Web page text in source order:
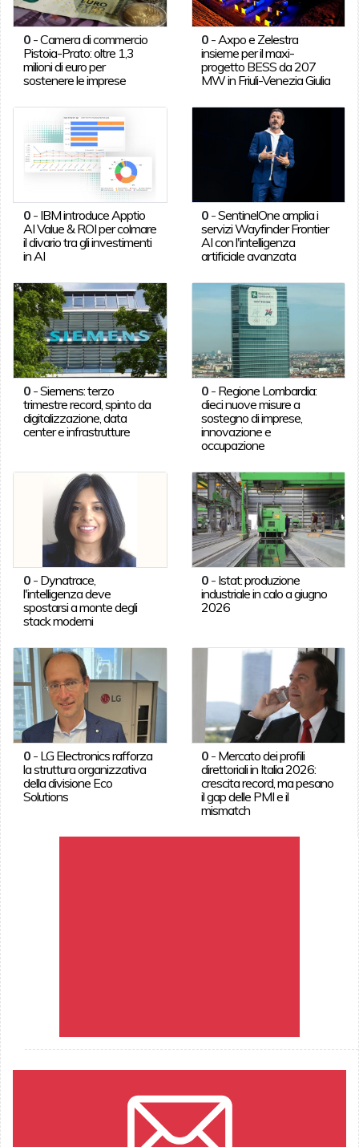
0-Camera di commercio
Pistoia-Prato: oltre 1,3
milioni di euro per
sostenere le imprese
0 - Axpo e Zelestra
insieme per il maxi-
progetto BESS da 207
MW in Friuli-Venezia Giulia
0- IBM introduce Apptio
AI Value & ROI per colmare
il divario tra gli investimenti
in AI
0 -SentinelOne amplia i
servizi Wayfinder Frontier
AI con l'intelligenza
artificiale avanzata
0-Siemens: terzo
trimestre record, spinto da
digitalizzazione, data
center e infrastrutture
0 - Regione Lombardia:
dieci nuove misure a
sostegno di imprese,
innovazione e
occupazione
0- Dynatrace,
l'intelligenza deve
spostarsi a monte degli
stack moderni
0 - Istat: produzione
industriale in calo a giugno
2026
0- LG Electronics rafforza
la struttura organizzativa
della divisione Eco
Solutions
0 - Mercato dei profili
direttoriali in Italia 2026:
crescita record, ma pesano
il gap delle PMI e il
mismatch